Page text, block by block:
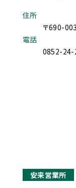
住所
〒690-
電話
0852-24-
安来営業所